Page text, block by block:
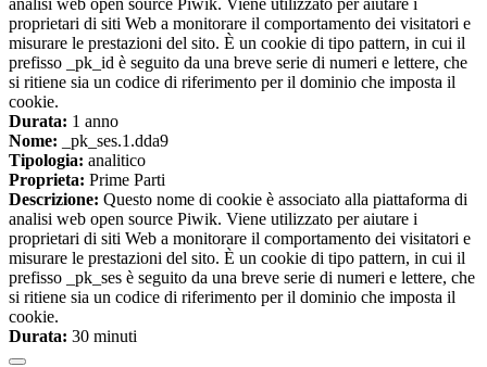
analisi web open source Piwik. Viene utilizzato per aiutare i
proprietari di siti Web a monitorare il comportamento dei visitatori e
misurare le prestazioni del sito. È un cookie di tipo pattern, in cui il
prefisso _pk_id è seguito da una breve serie di numeri e lettere, che
si ritiene sia un codice di riferimento per il dominio che imposta il
cookie.
Durata: 1 anno
Nome: _pk_ses.1.dda9
Tipologia: analitico
Proprieta: Prime Parti
Descrizione: Questo nome di cookie è associato alla piattaforma di
analisi web open source Piwik. Viene utilizzato per aiutare i
proprietari di siti Web a monitorare il comportamento dei visitatori e
misurare le prestazioni del sito. È un cookie di tipo pattern, in cui il
prefisso _pk_ses è seguito da una breve serie di numeri e lettere, che
si ritiene sia un codice di riferimento per il dominio che imposta il
cookie.
Durata: 30 minuti